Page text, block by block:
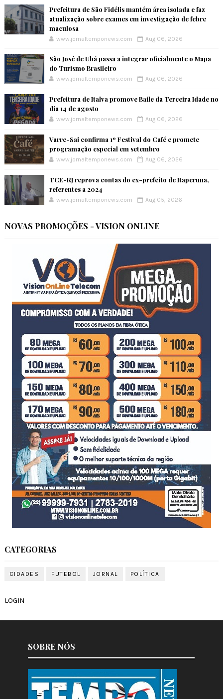
Prefeitura de São Fidélis mantém área isolada e faz
atualização sobre exames em investigação de febre
maculosa
www.jornaltemponews.com Aug 06, 2026
São José de Ubá passa a integrar oficialmente o Mapa
do Turismo Brasileiro
www.jornaltemponews.com Aug 06, 2026
Prefeitura de Italva promove Baile da Terceira Idade no
dia 14 de agosto
www.jornaltemponews.com Aug 06, 2026
Varre-Sai confirma 1º Festival do Café e promete
programação especial em setembro
www.jornaltemponews.com Aug 06, 2026
TCE-RJ reprova contas do ex-prefeito de Itaperuna,
referentes a 2024
www.jornaltemponews.com Aug 05, 2026
NOVAS PROMOÇÕES - VISION ONLINE
CATEGORIAS
CIDADES FUTEBOL JORNAL POLÍTICA
LOGIN
SOBRE NÓS